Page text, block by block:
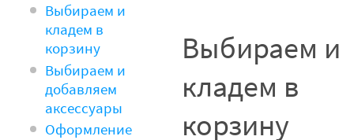
Выбираем и
кладем в
корзину
Выбираем и
добавляем
аксессуары
Оформление
Выбираем и
кладем в
корзину